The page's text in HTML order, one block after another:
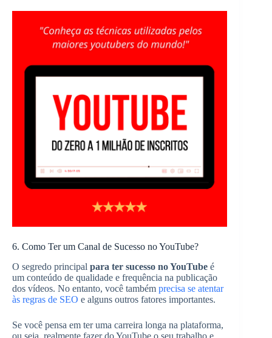
6. Como Ter um Canal de Sucesso no YouTube?
O segredo principal para ter sucesso no YouTube é
um conteúdo de qualidade e frequência na publicação
dos vídeos. No entanto, você também precisa se atentar
às regras de SEO e alguns outros fatores importantes.
Se você pensa em ter uma carreira longa na plataforma,
ou seja, realmente fazer do YouTube o seu trabalho e